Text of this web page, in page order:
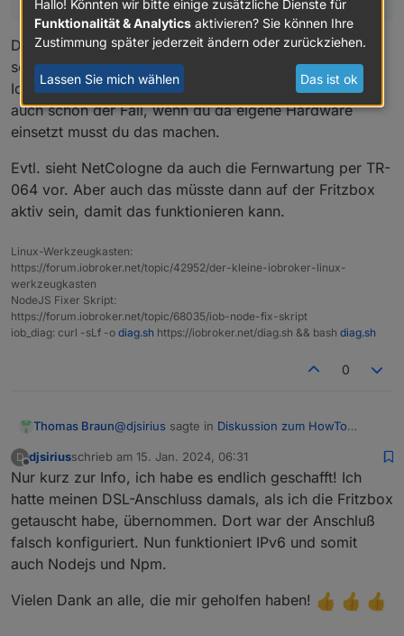
Der Router muss aber dennoch richtig eingestellt
sein/werden.
Ich vermute, auf Leihgeräten von NetCologne ist das
auch schon der Fall, wenn du da eigene Hardware
einsetzt musst du das machen.
Evtl. sieht NetCologne da auch die Fernwartung per TR-
064 vor. Aber auch das müsste dann auf der Fritzbox
aktiv sein, damit das funktionieren kann.
Linux-Werkzeugkasten:
https://forum.iobroker.net/topic/42952/der-kleine-iobroker-linux-
werkzeugkasten
NodeJS Fixer Skript:
https://forum.iobroker.net/topic/68035/iob-node-fix-skript
iob_diag: curl -sLf -o diag.sh https://iobroker.net/diag.sh && bash diag.sh
0
Thomas Braun@djsirius sagte in Diskussion zum HowTo
Auf Netcologne steht: Gut zu wissen: Hier
bei NetCologne erfolgt die Umstellung von
IPv4 auf IPv6 für Sie selbstverständlich
vollautomatisch.
Der Router muss aber dennoch richtig
eingestellt sein/werden.
Ich vermute, auf Leihgeräten von NetCologne
ist das auch schon der Fall, wenn du da eigene
Hardware einsetzt musst du das machen.
Evtl. sieht NetCologne da auch die Fernwartung
per TR-064 vor. Aber auch das müsste dann auf
der Fritzbox aktiv sein, damit das funktionieren
kann.
D
Offline
djsiriusschrieb am 15. Jan. 2024, 06:31
zuletzt editiert von
Nur kurz zur Info, ich habe es endlich geschafft! Ich
hatte meinen DSL-Anschluss damals, als ich die Fritzbox
getauscht habe, übernommen. Dort war der Anschluß
falsch konfiguriert. Nun funktioniert IPv6 und somit
auch Nodejs und Npm.
Vielen Dank an alle, die mir geholfen haben!
Hallo! Könnten wir bitte einige zusätzliche Dienste für
Funktionalität & Analytics aktivieren? Sie können Ihre
Zustimmung später jederzeit ändern oder zurückziehen.
Lassen Sie mich wählen Das ist ok